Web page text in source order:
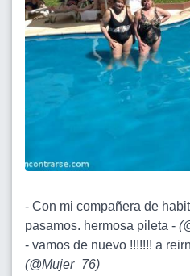
- Con mi compañera de
pasamos. hermosa pileta - (
- vamos de nuevo !!!!!!! a
(@Mujer_76)